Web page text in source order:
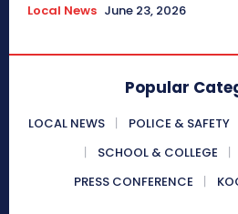
Local News June 23, 2026
Popular
LOCAL NEWS POLICE & SAFETY
SCHOOL & COLLEGE
PRESS CONFERENCE